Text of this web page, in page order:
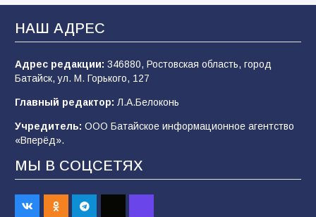
«Мобилизация или набор?» Что на самом
деле происходит в армии России в августе
2026 года
В Батайске продолжаются дорожные работы
98 04.08.2026
«Пургу нести — не поля переходить»: почему
заявления о мобилизации — это
пропагандистский вброс
НАШ АДРЕС
Адрес редакции: 346880, Ростовская область, город
Батайск, ул. М. Горького, 127
Главный редактор: Л.А.Белоконь
Учредитель: ООО Батайское информационное агентство
«Вперёд».
МЫ В СОЦСЕТЯХ